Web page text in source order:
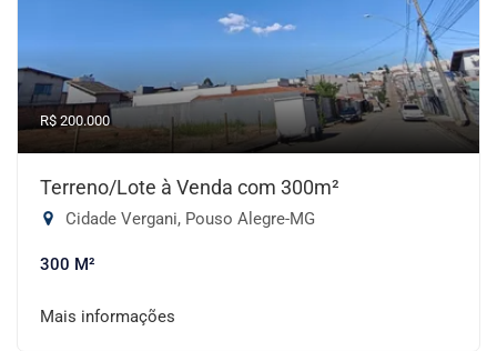
R$ 200.000
Terreno/Lote à Venda com 300m²
Cidade Vergani, Pouso Alegre-MG
300 M²
Mais informações